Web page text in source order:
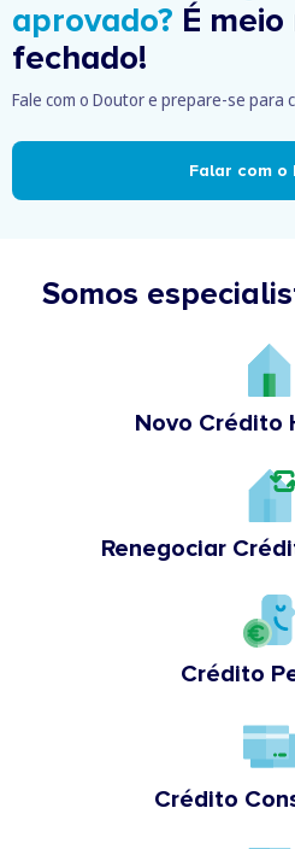
aprovado? É
fechado!
Fale com o Doutor e prepare-se para
Falar com o
Somos
Novo Crédito
Renegociar
Crédito
Crédito